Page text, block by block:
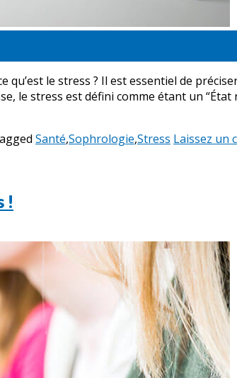
le stress ? Il est essentiel de
le stress est défini comme étant un
Santé,Sophrologie,Stress Laissez un
!